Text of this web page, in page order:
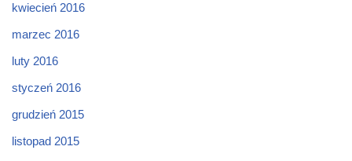
kwiecień 2016
marzec 2016
luty 2016
styczeń 2016
grudzień 2015
listopad 2015